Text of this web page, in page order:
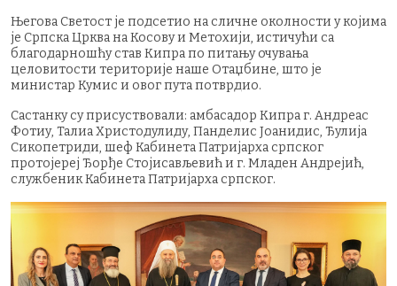
Његова Светост је подсетио на сличне околности у којима
је Српска Црква на Косову и Метохији, истичући са
благодарношћу став Кипра по питању очувања
целовитости територије наше Отаџбине, што је
министар Кумис и овог пута потврдио.
Састанку су присуствовали: амбасадор Кипра г. Андреас
Фотиу, Талиа Христодулиду, Панделис Јоанидис, Ђулија
Сикопетриди, шеф Кабинета Патријарха српског
протојереј Ђорђе Стојисављевић и г. Младен Андрејић,
службеник Кабинета Патријарха српског.